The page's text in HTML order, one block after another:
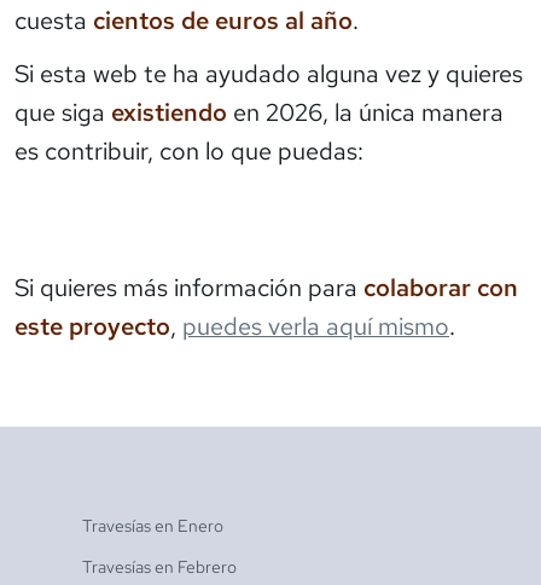
cuesta cientos de euros al año.
Si esta web te ha ayudado alguna vez y quieres
que siga existiendo en 2026, la única manera
es contribuir, con lo que puedas:
Si quieres más información para colaborar con
este proyecto, puedes verla aquí mismo.
Travesías en Enero
Travesías en Febrero